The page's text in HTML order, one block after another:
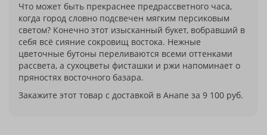
Что может быть прекраснее предрассветного часа,
когда город словно подсвечен мягким персиковым
светом? Конечно этот изысканный букет, вобравший в
себя всё сияние сокровищ востока. Нежные
цветочные бутоны переливаются всеми оттенками
рассвета, а сухоцветы фисташки и ржи напоминает о
пряностях восточного базара.
Закажите этот товар с доставкой в Анапе за 9 100 руб.